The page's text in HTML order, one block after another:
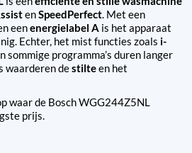
enSpeedPerfect. Met een
eenenergielabel A is het apparaat
Echter, het mist functies zoals i-
sommige programma’s duren langer
waarderen destilteen het
waar de Bosch WGG244Z5NL
prijs.